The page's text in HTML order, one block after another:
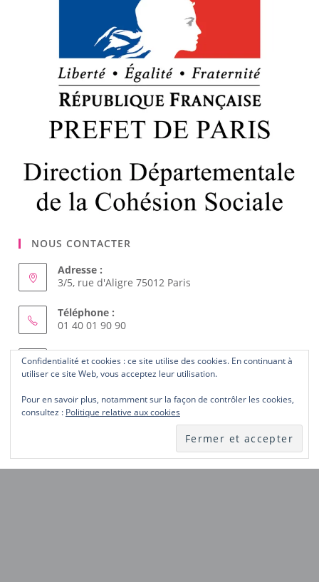
NOUS CONTACTER
Adresse :
3/5, rue d'Aligre 75012 Paris
Téléphone :
01 40 01 90 90
Courriel :
femmes.solidaires@wanadoo.frS’ouvre
dans
application
ABONNEZ-VOUS AU SITE
Confidentialité et cookies : ce site utilise des cookies. En continuant à
utiliser ce site Web, vous acceptez leur utilisation.
Pour en savoir plus, notamment sur la façon de contrôler les cookies,
consultez : Politique relative aux cookies